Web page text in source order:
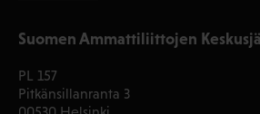
Suomen Ammattiliittojen
PL 157
Pitkänsillanranta 3